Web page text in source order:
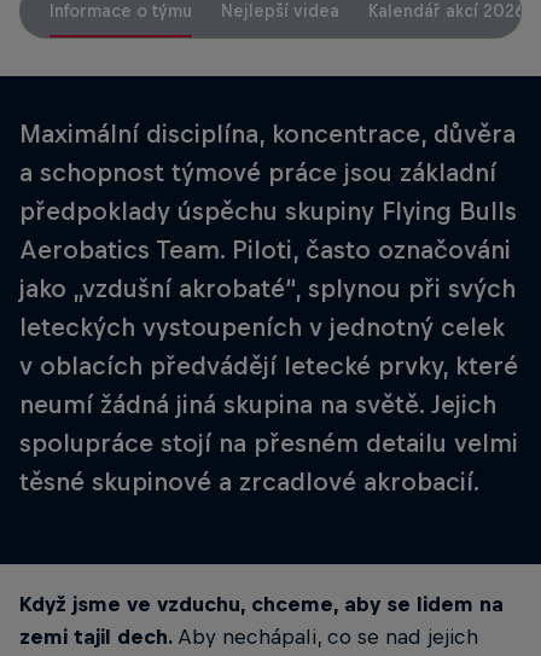
Informace o týmu Nejlepší videa Kalendář akcí 2026
Maximální disciplína, koncentrace, důvěra
a schopnost týmové práce jsou základní
předpoklady úspěchu skupiny Flying Bulls
Aerobatics Team. Piloti, často označováni
jako „vzdušní akrobaté“, splynou při svých
leteckých vystoupeních v jednotný celek
v oblacích předvádějí letecké prvky, které
neumí žádná jiná skupina na světě. Jejich
spolupráce stojí na přesném detailu velmi
těsné skupinové a zrcadlové akrobacií.
Když jsme ve vzduchu, chceme, aby se lidem na
zemi tajil dech. Aby nechápali, co se nad jejich